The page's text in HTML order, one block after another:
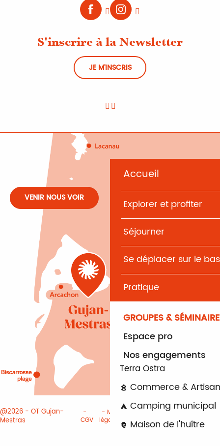
Accueil
Explorer et profiter
Séjourner
Se déplacer sur le
Pratique
GROUPES &
Espace pro
Nos engagements
Terra Ostra
Commerce &
Camping municipal
Maison de l'huître
S'inscrire à la Newsletter
JE M'INSCRIS
VENIR NOUS VOIR
@2026 - OT Gujan-
Mestras
CGV
Mentions
légales
Paramètres des
cookies